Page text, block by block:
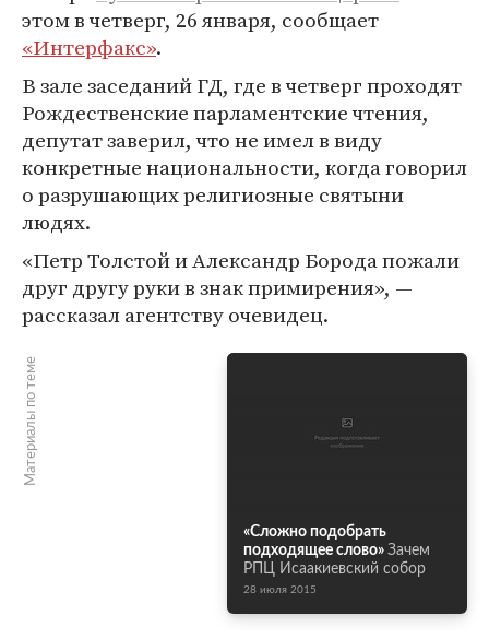
этом в четверг, 26 января, сообщает
«Интерфакс».
В зале заседаний ГД, где в четверг проходят
Рождественские парламентские чтения,
депутат заверил, что не имел в виду
конкретные национальности, когда говорил
о разрушающих религиозные святыни
людях.
«Петр Толстой и Александр Борода пожали
друг другу руки в знак примирения», —
рассказал агентству очевидец.
Материалы по теме
«Сложно подобрать
подходящее слово» Зачем
РПЦ Исаакиевский собор
28 июля 2015